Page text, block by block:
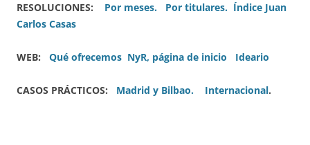
RESOLUCIONES: Por meses. Por titulares. Índice Juan
Carlos Casas
WEB: Qué ofrecemos NyR, página de inicio Ideario
CASOS PRÁCTICOS: Madrid y Bilbao. Internacional.